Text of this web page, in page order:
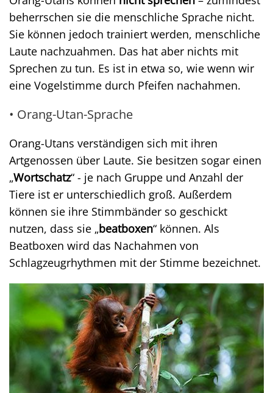
beherrschen sie die menschliche Sprache nicht.
Sie können jedoch trainiert werden, menschliche
Laute nachzuahmen. Das hat aber nichts mit
Sprechen zu tun. Es ist in etwa so, wie wenn wir
eine Vogelstimme durch Pfeifen nachahmen.
• Orang-Utan-Sprache
Orang-Utans verständigen sich mit ihren
Artgenossen über Laute. Sie besitzen sogar einen
„Wortschatz“ - je nach Gruppe und Anzahl der
Tiere ist er unterschiedlich groß. Außerdem
können sie ihre Stimmbänder so geschickt
nutzen, dass sie „beatboxen“ können. Als
Beatboxen wird das Nachahmen von
Schlagzeugrhythmen mit der Stimme bezeichnet.